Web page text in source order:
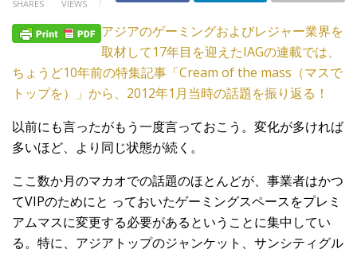
SHARES VIEWS
アジアのゲーミングおよびレジャー業界を
取材して17年目を迎えたIAGの連載では、
ちょうど10年前の特集記事「Cream of the mass（マスで
トップを）」から、2012年1月当時の話題を振り返る！
以前にも言ったがもう一度言っておこう。変化が多ければ
多いほど、より同じ状態が続く。
ここ数か月のマカオでの話題のほとんどが、事業者はかつ
てVIPのためにと っておいたゲーミングスペースをプレミ
アムマスに変更する必要があるということに集中してい
る。特に、アジアトップのジャンケット、サンシティグル